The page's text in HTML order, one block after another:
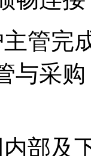
管完
与采
部及